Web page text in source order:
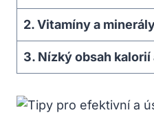
2. Vitamíny a
3. Nízký ‌obsah kalorií​